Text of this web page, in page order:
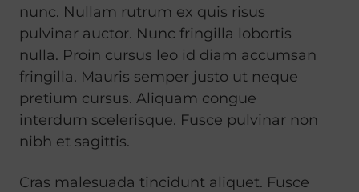
nunc. Nullam rutrum ex quis risus
pulvinar auctor. Nunc fringilla lobortis
nulla. Proin cursus leo id diam accumsan
fringilla. Mauris semper justo ut neque
pretium cursus. Aliquam congue
interdum scelerisque. Fusce pulvinar non
nibh et sagittis.
Cras malesuada tincidunt aliquet. Fusce